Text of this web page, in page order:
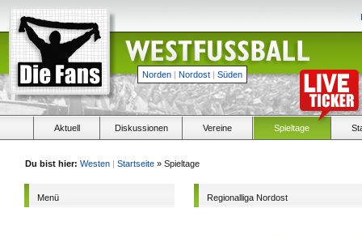
Norden | Nordost | Süden
Aktuell Diskussionen Vereine Spieltage
Du bist hier: Westen | Startseite » Spieltage
Menü Regionalliga Nordost